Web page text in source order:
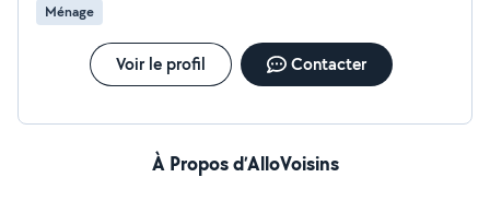
Ménage
Voir le profil Contacter
À Propos d’AlloVoisins